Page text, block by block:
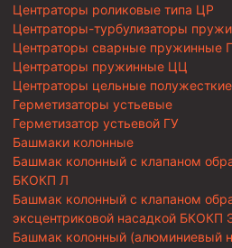
Центраторы роликовые типа ЦР
Центраторы-турбулизаторы
Центраторы сварные пружинные
Центраторы пружинные ЦЦ
Центраторы цельные
Герметизаторы устьевые
Герметизатор устьевой ГУ
Башмаки колонные
Башмак колонный с клапаном
БКОКП Л
Башмак колонный с клапаном
эксцентриковой насадкой БКОКП
Башмак колонный (алюминиевый